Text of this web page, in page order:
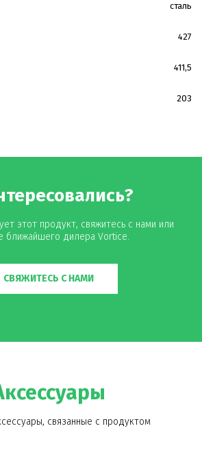
сталь
427
411,5
203
этот продукт, свяжитесь с нами или
ближайшего дилера Vortice.
СВЯЖИТЕСЬ С НАМИ
связанные с продуктом